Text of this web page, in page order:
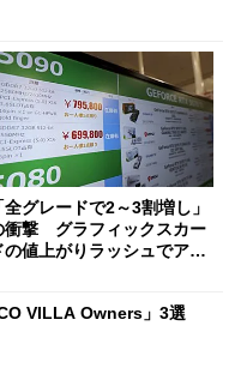
全グレードで2～3割増し」
衝撃 グラフィックスカー
の値上がりラッシュでアキ
VILLA Owners」3選